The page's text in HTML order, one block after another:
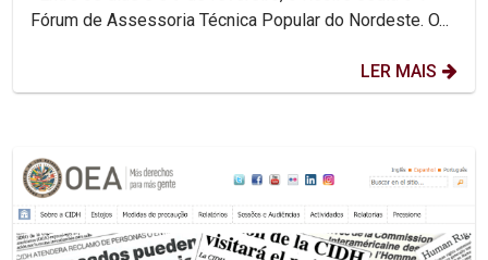
Fórum de Assessoria Técnica Popular do Nordeste. O...
LER MAIS